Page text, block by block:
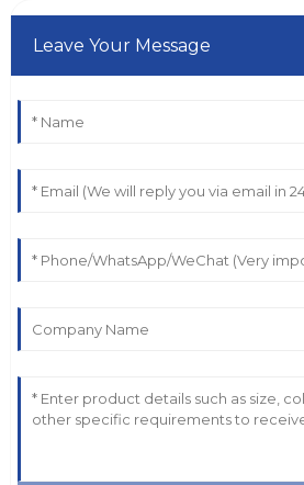
Leave Your Message